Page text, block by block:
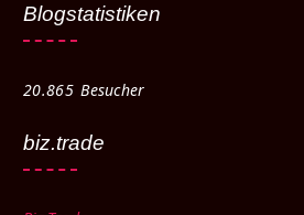
Blogstatistiken
20.865 Besucher
biz.trade